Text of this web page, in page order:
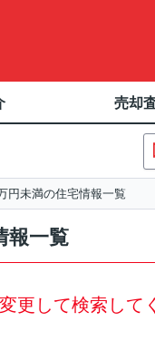
売却
円未満の住宅情報一覧
報一覧
更して検索して